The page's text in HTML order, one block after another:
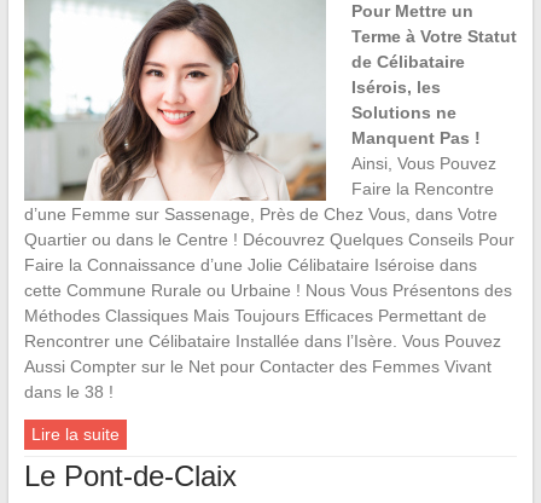
Pour Mettre un
Terme à Votre Statut
de Célibataire
Isérois, les
Solutions ne
Manquent Pas !
Ainsi, Vous Pouvez
Faire la Rencontre
d’une Femme sur Sassenage, Près de Chez Vous, dans Votre
Quartier ou dans le Centre ! Découvrez Quelques Conseils Pour
Faire la Connaissance d’une Jolie Célibataire Iséroise dans
cette Commune Rurale ou Urbaine ! Nous Vous Présentons des
Méthodes Classiques Mais Toujours Efficaces Permettant de
Rencontrer une Célibataire Installée dans l’Isère. Vous Pouvez
Aussi Compter sur le Net pour Contacter des Femmes Vivant
dans le 38 !
Lire la suite
Le Pont-de-Claix